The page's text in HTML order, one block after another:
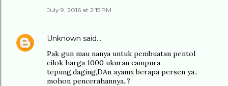
July 9, 2016 at 2:15 PM
Unknown said…
Pak gun mau nanya untuk pembuatan pentol
cilok harga 1000 ukuran campura
tepung,daging,DAn ayamx berapa persen ya..
mohon pencerahannya..?